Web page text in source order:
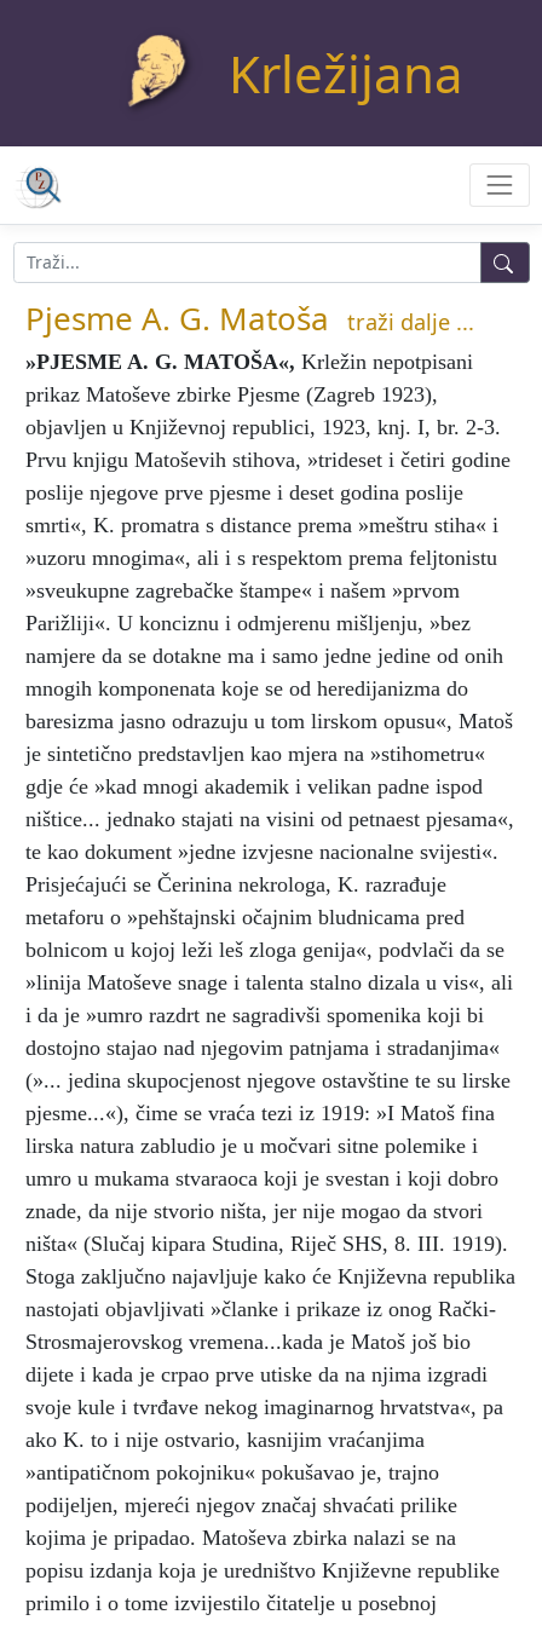
Krležijana
Pjesme A. G. Matoša traži dalje ...
»PJESME A. G. MATOŠA«, Krležin nepotpisani
prikaz Matoševe zbirke Pjesme (Zagreb 1923),
objavljen u Književnoj republici, 1923, knj. I, br. 2-3.
Prvu knjigu Matoševih stihova, »trideset i četiri godine
poslije njegove prve pjesme i deset godina poslije
smrti«, K. promatra s distance prema »meštru stiha« i
»uzoru mnogima«, ali i s respektom prema feljtonistu
»sveukupne zagrebačke štampe« i našem »prvom
Parižliji«. U konciznu i odmjerenu mišljenju, »bez
namjere da se dotakne ma i samo jedne jedine od onih
mnogih komponenata koje se od heredijanizma do
baresizma jasno odrazuju u tom lirskom opusu«, Matoš
je sintetično predstavljen kao mjera na »stihometru«
gdje će »kad mnogi akademik i velikan padne ispod
ništice... jednako stajati na visini od petnaest pjesama«,
te kao dokument »jedne izvjesne nacionalne svijesti«.
Prisjećajući se Čerinina nekrologa, K. razrađuje
metaforu o »pehštajnski očajnim bludnicama pred
bolnicom u kojoj leži leš zloga genija«, podvlači da se
»linija Matoševe snage i talenta stalno dizala u vis«, ali
i da je »umro razdrt ne sagradivši spomenika koji bi
dostojno stajao nad njegovim patnjama i stradanjima«
(»... jedina skupocjenost njegove ostavštine te su lirske
pjesme...«), čime se vraća tezi iz 1919: »I Matoš fina
lirska natura zabludio je u močvari sitne polemike i
umro u mukama stvaraoca koji je svestan i koji dobro
znade, da nije stvorio ništa, jer nije mogao da stvori
ništa« (Slučaj kipara Studina, Riječ SHS, 8. III. 1919).
Stoga zaključno najavljuje kako će Književna republika
nastojati objavljivati »članke i prikaze iz onog Rački-
Strosmajerovskog vremena...kada je Matoš još bio
dijete i kada je crpao prve utiske da na njima izgradi
svoje kule i tvrđave nekog imaginarnog hrvatstva«, pa
ako K. to i nije ostvario, kasnijim vraćanjima
»antipatičnom pokojniku« pokušavao je, trajno
podijeljen, mjereći njegov značaj shvaćati prilike
kojima je pripadao. Matoševa zbirka nalazi se na
popisu izdanja koja je uredništvo Književne republike
primilo i o tome izvijestilo čitatelje u posebnoj